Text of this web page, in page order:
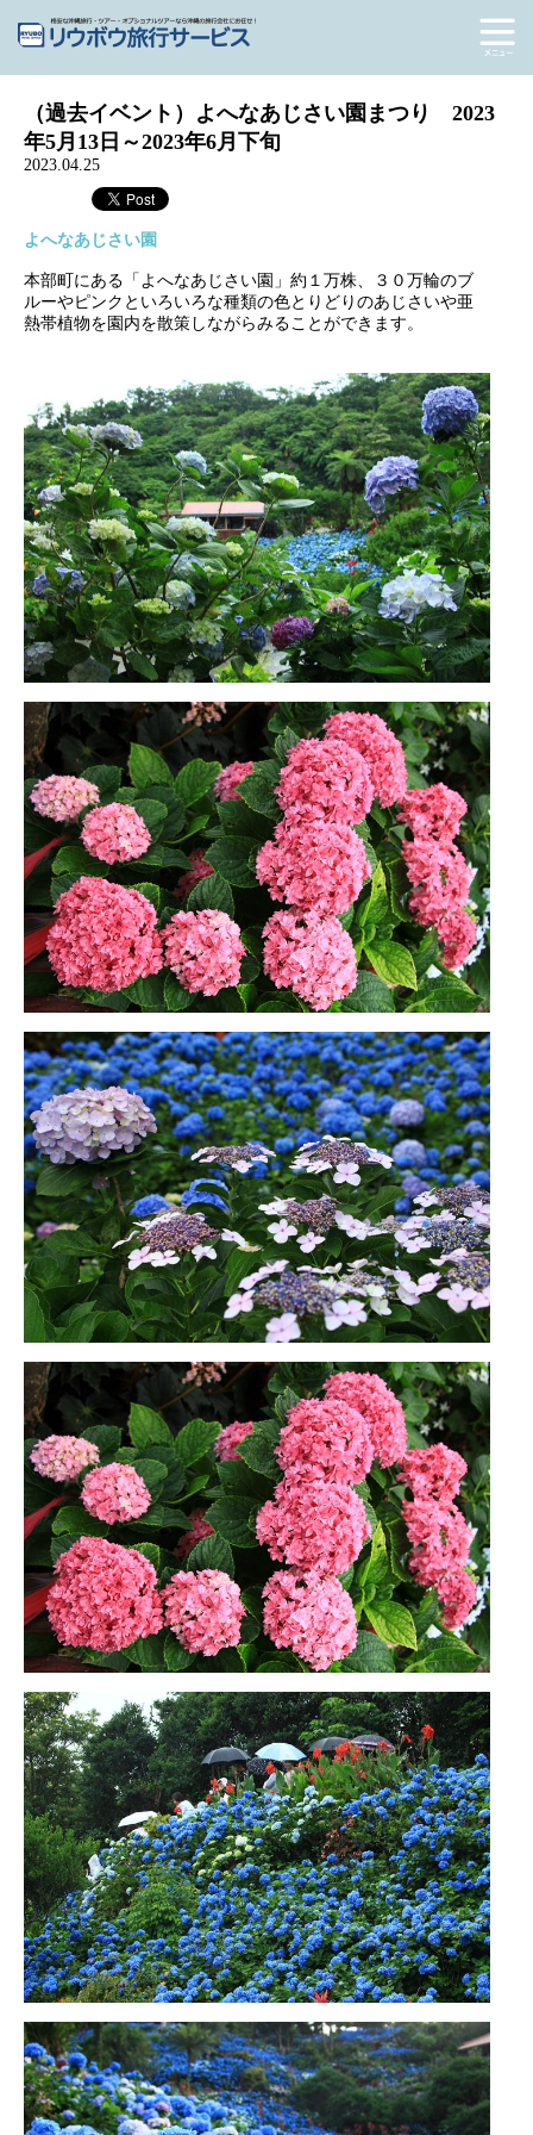
（過去イベント）よへなあじさい園まつり 2023
年5月13日～2023年6月下旬
2023.04.25
よへなあじさい園
本部町にある「よへなあじさい園」約１万株、３０万輪のブ
ルーやピンクといろいろな種類の色とりどりのあじさいや亜
熱帯植物を園内を散策しながらみることができます。